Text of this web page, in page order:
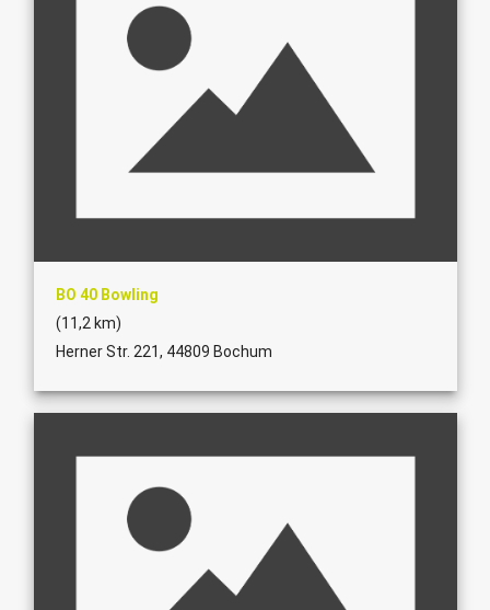
BO 40 Bowling
(11,2 km)
Herner Str. 221, 44809 Bochum